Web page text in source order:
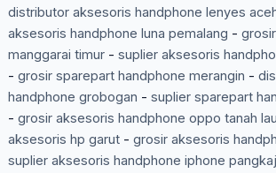
distributor aksesoris handphone lenyes
aksesoris handphone luna pemalang -
manggarai timur- suplier aksesoris
- grosir sparepart handphone merangin -
handphone grobogan - suplier sparepart
- grosir aksesoris handphone oppo tanah
aksesoris hp garut- grosir aksesoris
suplier aksesoris handphone iphone